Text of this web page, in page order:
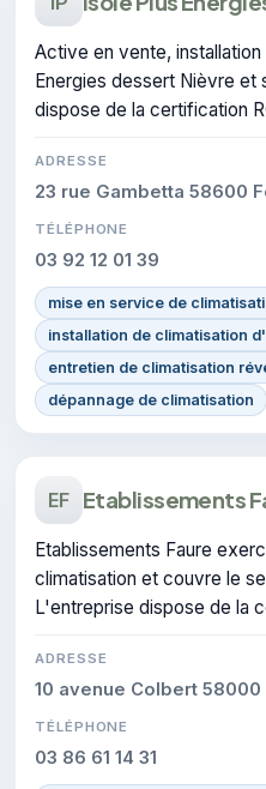
Active en vente,
Energies dessert Nièvre et
dispose de la certification
ADRESSE
23 rue Gambetta 58600
TÉLÉPHONE
03 92 12 01 39
mise en service de
installation de climatisation
entretien de climatisation
dépannage de climatisation
EF Etablissements
Etablissements Faure
climatisation et couvre le
L'entreprise dispose de la
ADRESSE
10 avenue Colbert
TÉLÉPHONE
03 86 61 14 31